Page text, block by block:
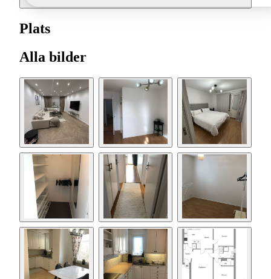
Plats
Alla bilder